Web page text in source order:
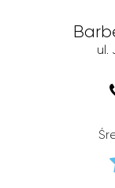
ul.